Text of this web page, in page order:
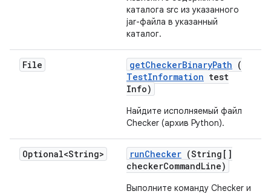
каталога src из указанного
jar-файла в указанный
каталог.
File getCheckerBinaryPath (
TestInformation test
Info)
Найдите исполняемый файл
Checker (архив Python).
Optional<String> runChecker (String[]
checkerCommandLine)
Выполните команду Checker и